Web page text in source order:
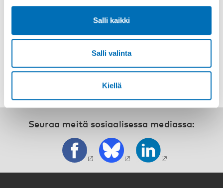
Salli kaikki
Salli valinta
Kiellä
Ellen Amundsen, Anne-Karine Markeng Markeng Melsom,
Why did drug overdose deaths not decrease after 2010?
Norway as a case study.
Seuraa meitä sosiaalisessa mediassa: